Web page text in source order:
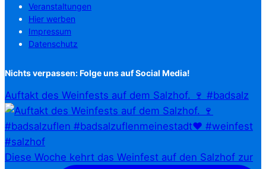
Veranstaltungen
Hier werben
Impressum
Datenschutz
Nichts verpassen: Folge uns auf Social Media!
Auftakt des Weinfests auf dem Salzhof. 🍷 #badsalz
Diese Woche kehrt das Weinfest auf den Salzhof zur